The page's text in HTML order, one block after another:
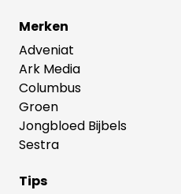
Merken
Adveniat
Ark Media
Columbus
Groen
Jongbloed Bijbels
Sestra
Tips